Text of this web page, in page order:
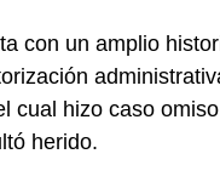
con un amplio
cual hizo caso
herido.